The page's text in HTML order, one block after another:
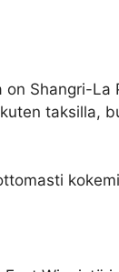
Shangri-La
taksilla,